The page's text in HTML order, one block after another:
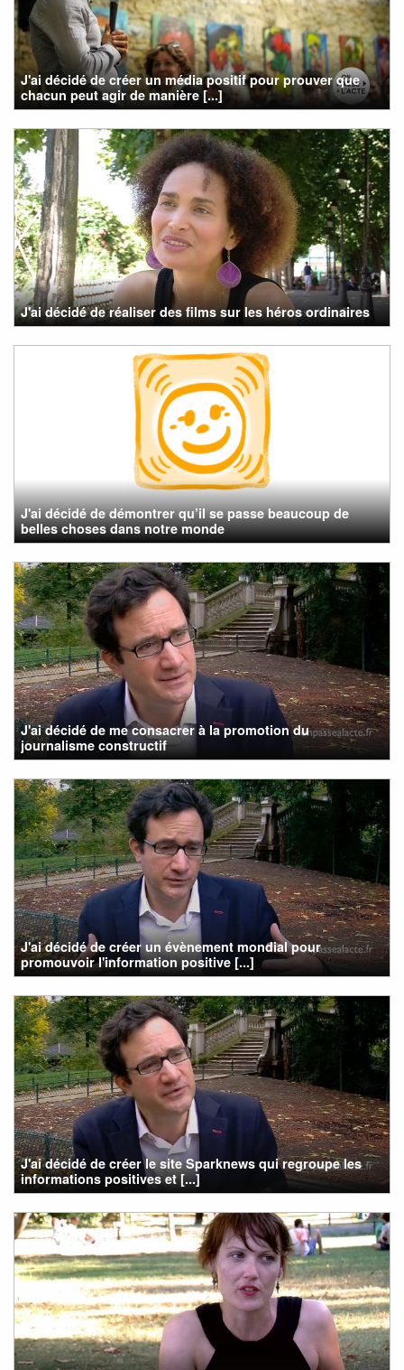
J'ai décidé de créer un média positif pour prouver que
chacun peut agir de manière [...]
J'ai décidé de réaliser des films sur les héros ordinaires
J'ai décidé de démontrer qu’il se passe beaucoup de
belles choses dans notre monde
J'ai décidé de me consacrer à la promotion du
journalisme constructif
J'ai décidé de créer un évènement mondial pour
promouvoir l'information positive [...]
J'ai décidé de créer le site Sparknews qui regroupe les
informations positives et [...]